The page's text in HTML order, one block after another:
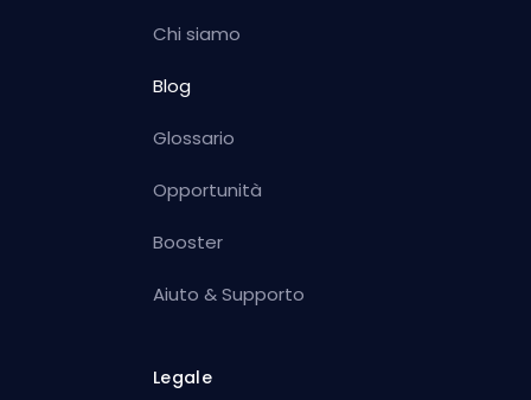
Chi siamo
Blog
Glossario
Opportunità
Booster
Aiuto & Supporto
Legale